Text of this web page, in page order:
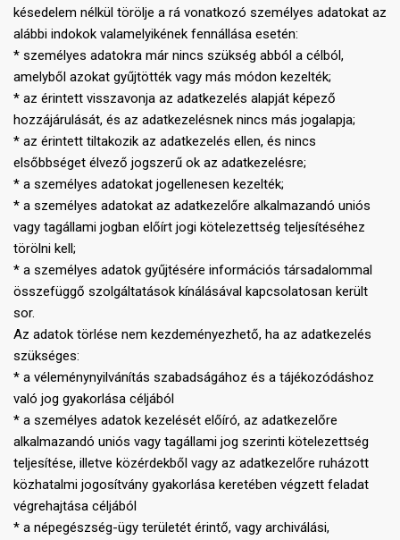
késedelem nélkül törölje a rá vonatkozó személyes adatokat az
alábbi indokok valamelyikének fennállása esetén:
* személyes adatokra már nincs szükség abból a célból,
amelyből azokat gyűjtötték vagy más módon kezelték;
* az érintett visszavonja az adatkezelés alapját képező
hozzájárulását, és az adatkezelésnek nincs más jogalapja;
* az érintett tiltakozik az adatkezelés ellen, és nincs
elsőbbséget élvező jogszerű ok az adatkezelésre;
* a személyes adatokat jogellenesen kezelték;
* a személyes adatokat az adatkezelőre alkalmazandó uniós
vagy tagállami jogban előírt jogi kötelezettség teljesítéséhez
törölni kell;
* a személyes adatok gyűjtésére információs társadalommal
összefüggő szolgáltatások kínálásával kapcsolatosan került
sor.
Az adatok törlése nem kezdeményezhető, ha az adatkezelés
szükséges:
* a véleménynyilvánítás szabadságához és a tájékozódáshoz
való jog gyakorlása céljából
* a személyes adatok kezelését előíró, az adatkezelőre
alkalmazandó uniós vagy tagállami jog szerinti kötelezettség
teljesítése, illetve közérdekből vagy az adatkezelőre ruházott
közhatalmi jogosítvány gyakorlása keretében végzett feladat
végrehajtása céljából
* a népegészség-ügy területét érintő, vagy archiválási,